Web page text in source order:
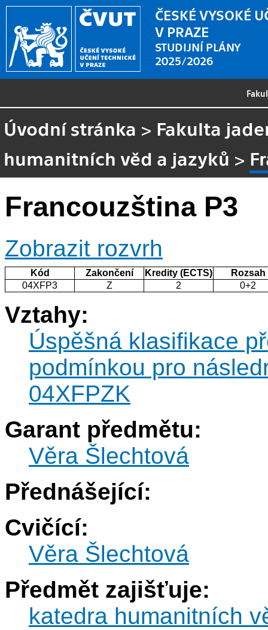
ČESKÉ VYSOKÉ
V PRAZE
STUDIJNÍ PLÁNY
2025/2026
Úvodní stránka > Fakulta
humanitních věd a jazyků >
Francouzština P3
Zobrazit rozvrh
Kód Zakončení Kredity (ECTS)
Rozsah
04XFP3
Z 2 0+2
Vztahy:
Úspěšná klasifikace
podmínkou pro
04XFPZK
Garant předmětu:
Věra Šlechtová
Přednášející:
Cvičící:
Věra Šlechtová
Předmět zajišťuje:
katedra humanitních